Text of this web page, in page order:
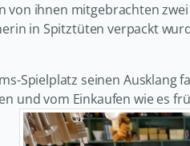
ihnen mitgebrachten
in Spitztüten verpackt
Spielplatz seinen Ausklang
und vom Einkaufen wie es